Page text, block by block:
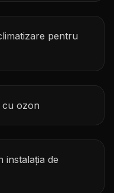
pentru
cu ozon
instalația de